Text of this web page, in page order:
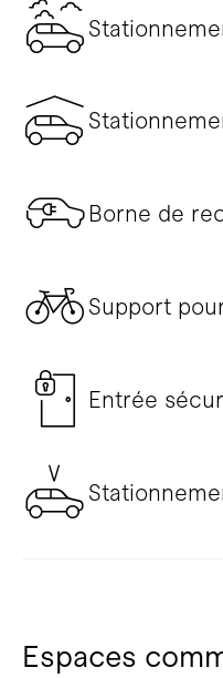
Borne de
Support
Entrée
Espaces